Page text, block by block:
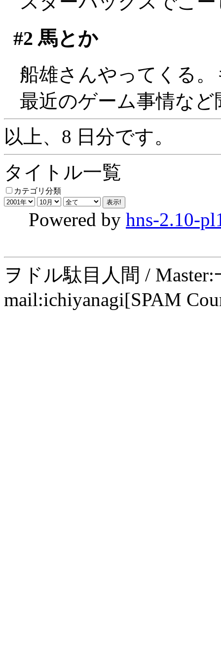
#2 馬とか
船雄さんやってくる
最近のゲーム事情など
以上、8 日分です。
タイトル一覧
カテゴリ分類
Powered by hns-2.10-
ヲドル駄目人間 /
mail:ichiyanagi[SPAM